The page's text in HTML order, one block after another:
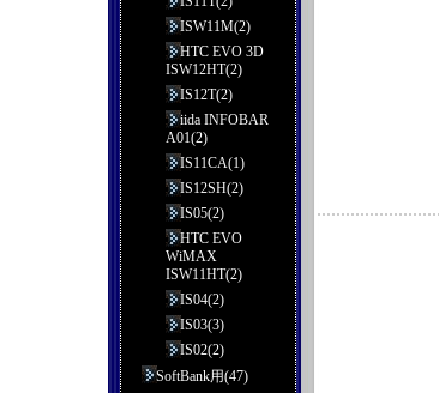
ISW11M(2)
HTC EVO 3D
ISW12HT(2)
IS12T(2)
iida INFOBAR
A01(2)
IS11CA(1)
IS12SH(2)
IS05(2)
HTC EVO
WiMAX
ISW11HT(2)
IS04(2)
IS03(3)
IS02(2)
SoftBank用(47)